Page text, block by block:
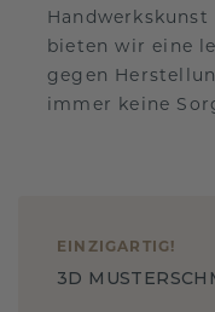
Handwerkskunst
bieten wir eine
gegen
immer keine
EINZIGARTIG !
3D